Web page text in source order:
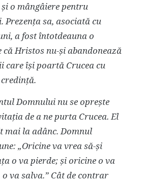
o mângâiere pentru
Prezența sa, asociată cu
a fost întotdeauna o
că Hristos nu-și abandonează
care își poartă Crucea cu
Domnului nu se oprește
de a ne purta Crucea. El
mai la adânc. Domnul
„Oricine va vrea să-și
o va pierde; și oricine o va
va salva.” Cât de contrar